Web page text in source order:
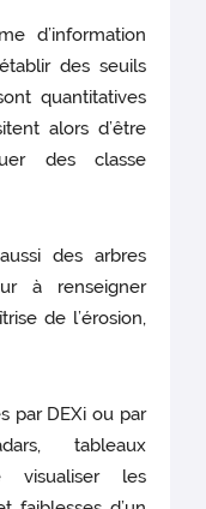
d’information
des seuils
quantitatives
alors d’être
des classe
des arbres
à renseigner
de l’érosion,
par DEXi ou par
tableaux
visualiser les